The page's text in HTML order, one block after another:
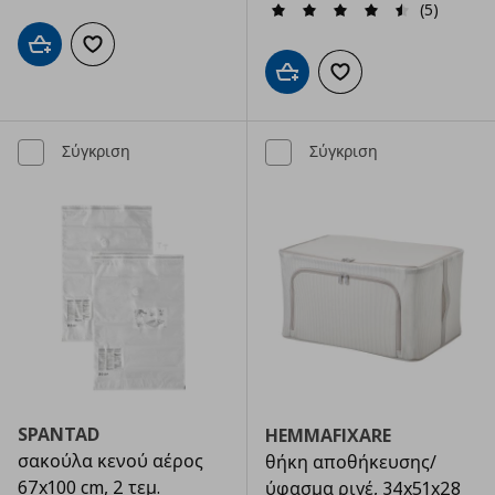
Προσθήκη στο καλάθι
Προσθήκη στα αγαπημένα
(5)
Προσθήκη στο καλάθι
Προσθήκη στα
Σύγκριση
SPANTAD
σακούλα κενού αέρος
67x100 cm, 2 τεμ.
Σύγκριση
HEMMAFIXARE
θήκη αποθήκευσης/
ύφασμα ριγέ, 34x51x28